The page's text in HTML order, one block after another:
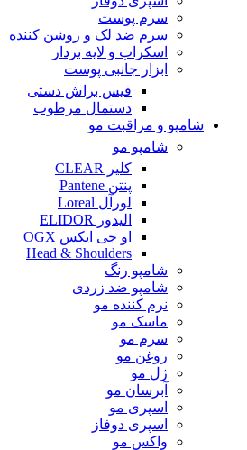
سرم پوست
سرم ضد لک و روشن کننده
اسکراب و لایه بردار
ابزار جانبی پوست
فیس براش دستی
دستمال مرطوب
شامپو و مراقبت مو
شامپو مو
کلیر CLEAR
پنتن Pantene
لورآل Loreal
الیدور ELIDOR
او جی ایکس OGX
Head & Shoulders
شامپو رنگ
شامپو ضد زردی
نرم کننده مو
ماسک مو
سرم مو
روغن مو
ژل مو
آبرسان مو
اسپری مو
اسپری دوفاز
واکس مو